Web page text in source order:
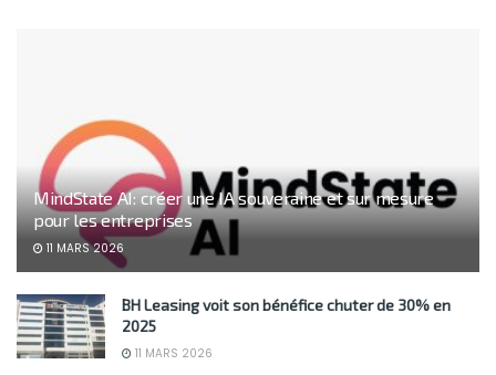
MindState AI: créer une IA souveraine et sur mesure
pour les entreprises
11 MARS 2026
BH Leasing voit son bénéfice chuter de 30% en
2025
11 MARS 2026